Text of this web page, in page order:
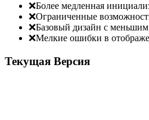
❌Более медленная
❌Ограниченные
❌Базовый дизайн с
❌Мелкие ошибки в
Текущая Версия